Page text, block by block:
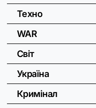
Техно
WAR
Світ
Україна
Кримінал